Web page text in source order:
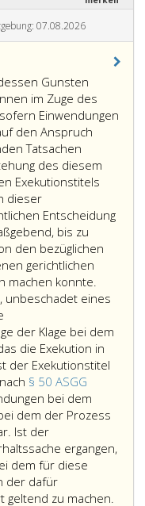
07.08.2026
Gunsten
im Zuge des
Einwendungen
den Anspruch
Tatsachen
des diesem
Exekutionstitels
dieser
Entscheidung
bis zu
den bezüglichen
gerichtlichen
machen konnte.
unbeschadet eines
der Klage bei dem
die Exekution in
der Exekutionstitel
§ 50 ASGG
bei dem
dem der Prozess
Ist der
ergangen,
dem für diese
der dafür
geltend zu machen.